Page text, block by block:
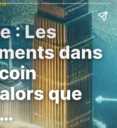
: Les
dans
que